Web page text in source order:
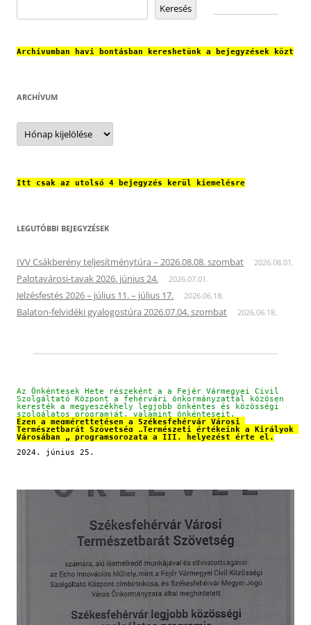
Keresés
Archívumban havi bontásban kereshetünk a bejegyzések közt
ARCHÍVUM
Archívum
Itt csak az utolsó 4 bejegyzés kerül kiemelésre
LEGUTÓBBI BEJEGYZÉSEK
IVV Csákberény teljesítménytúra – 2026.08.08. szombat 2026.08.01.
Palotavárosi-tavak 2026. június 24. 2026.07.01.
Jelzésfestés 2026 – július 11. – július 17. 2026.06.18.
Balaton-felvidéki gyalogostúra 2026.07.04. szombat 2026.06.18.
Az Önkéntesek Hete részeként a a Fejér Vármegyei Civil
Szolgáltató Központ a fehérvári önkormányzattal közösen
keresték a megyeszékhely legjobb önkéntes és közösségi
szolgálatos programját, valamint önkénteseit.
Ezen a megmérettetésen a Székesfehérvár Városi
Természetbarát Szövetség „Természeti értékeink a Királyok
Városában „ programsorozata a III. helyezést érte el.
2024. június 25.